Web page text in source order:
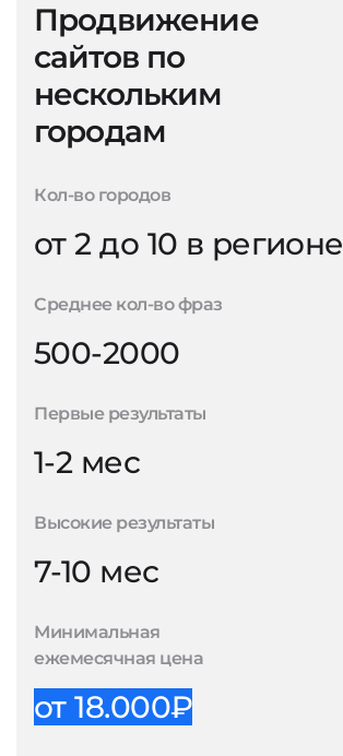
Продвижение
сайтов по
нескольким
городам
Кол-во городов
от 2 до 10 в регионе
Среднее кол-во фраз
500-2000
Первые результаты
1-2 мес
Высокие результаты
7-10 мес
Минимальная
ежемесячная цена
от 18.000₽